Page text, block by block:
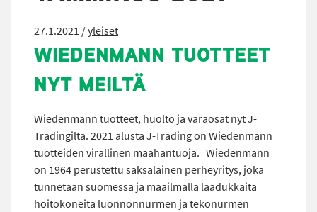
27.1.2021 /yleiset
WIEDENMANN TUOTTEET
NYT MEILTÄ
Wiedenmann tuotteet, huolto ja varaosat nyt J-
Tradingilta. 2021 alusta J-Trading on Wiedenmann
tuotteiden virallinen maahantuoja. Wiedenmann
on 1964 perustettu saksalainen perheyritys, joka
tunnetaan suomessa ja maailmalla laadukkaita
hoitokoneita luonnonnurmen ja tekonurmen